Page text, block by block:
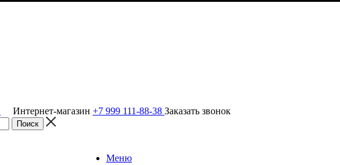
Интернет-магазин +7 999 111-88-38 Заказать звонок
Меню